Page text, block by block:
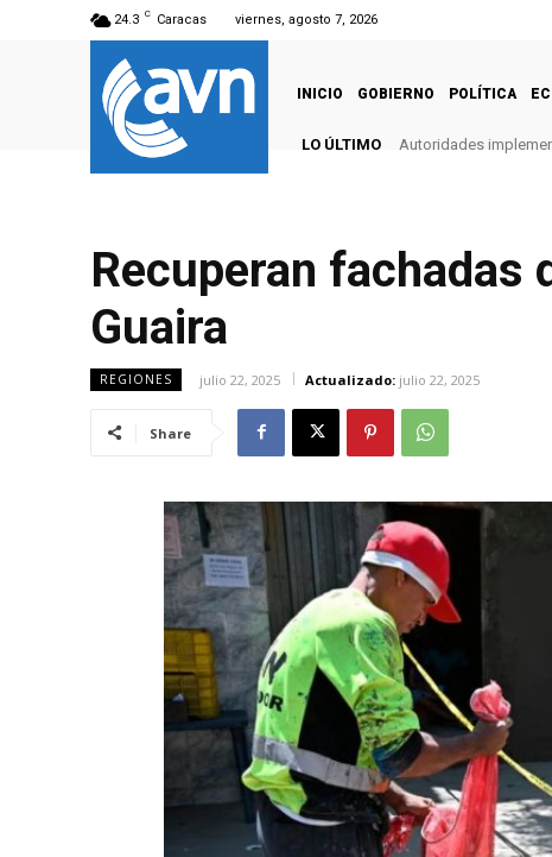
24.3 C Caracas viernes, agosto 7, 2026
INICIO GOBIERNO POLÍTICA
LO ÚLTIMO Autoridades
Recuperan fachadas
Guaira
REGIONES julio 22, 2025 Actualizado: julio 22, 2025
Share